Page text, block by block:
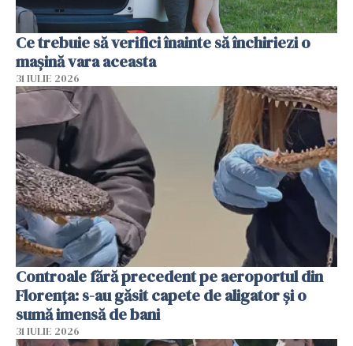
Ce trebuie să verifici înainte să închiriezi o
mașină vara aceasta
31 IULIE 2026
Controale fără precedent pe aeroportul din
Florența: s-au găsit capete de aligator și o
sumă imensă de bani
31 IULIE 2026